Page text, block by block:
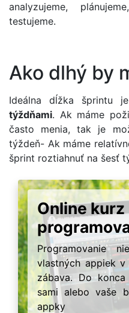
analyzujeme,
testujeme.
Ako dlhý by
Ideálna dĺžka šprintu
týždňami. Ak máme
často menia, tak je
týždeň- Ak máme
šprint roztiahnuť na šesť
Online kurz
Programovanie
vlastných appiek
zábava. Do
sami alebo vaše
appky